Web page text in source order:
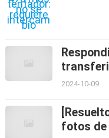
2024-10-09
fotos de